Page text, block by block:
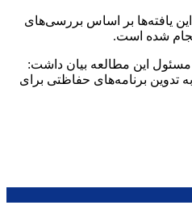
یافته‌ها بر اساس بررسی‌های
شده است.
مسئول این مطالعه بیان داشت:
تدوین برنامه‌های حفاظتی برای